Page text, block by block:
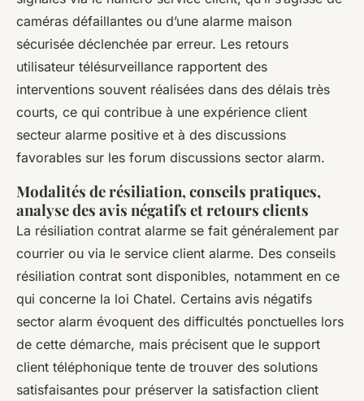
caméras défaillantes ou d’une alarme maison
sécurisée déclenchée par erreur. Les retours
utilisateur télésurveillance rapportent des
interventions souvent réalisées dans des délais très
courts, ce qui contribue à une expérience client
secteur alarme positive et à des discussions
favorables sur les forum discussions sector alarm.
Modalités de résiliation, conseils pratiques,
analyse des avis négatifs et retours clients
La résiliation contrat alarme se fait généralement par
courrier ou via le service client alarme. Des conseils
résiliation contrat sont disponibles, notamment en ce
qui concerne la loi Chatel. Certains avis négatifs
sector alarm évoquent des difficultés ponctuelles lors
de cette démarche, mais précisent que le support
client téléphonique tente de trouver des solutions
satisfaisantes pour préserver la satisfaction client